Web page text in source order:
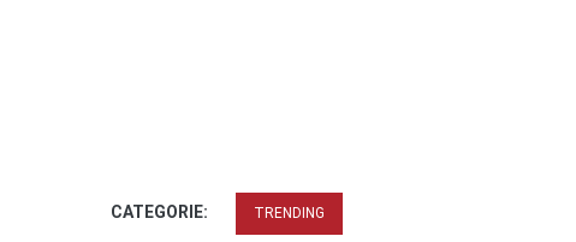
CATEGORIE: TRENDING